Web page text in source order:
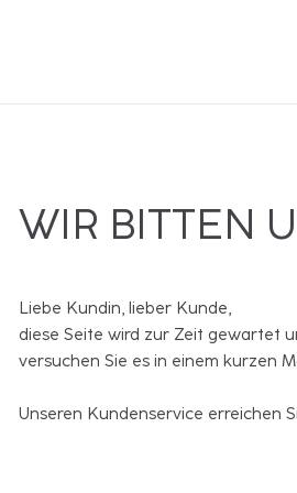
WIR BITTEN
Liebe Kundin, lieber Kunde,
diese Seite wird zur Zeit gewartet
versuchen Sie es in einem kurzen
Unseren Kundenservice erreichen